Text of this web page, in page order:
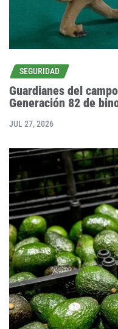
SEGURIDAD
Guardianes del
Generación 82 de
JUL 27, 2026